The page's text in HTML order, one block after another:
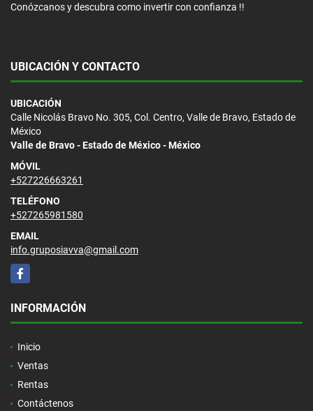
Conózcanos y descubra como invertir con confianza !!
UBICACIÓN Y CONTACTO
UBICACIÓN
Calle Nicolás Bravo No. 305, Col. Centro, Valle de Bravo, Estado de
México
Valle de Bravo - Estado de México - México
MÓVIL
+527226663261
TELÉFONO
+527265981580
EMAIL
info.gruposiavva@gmail.com
Facebook
INFORMACIÓN
Inicio
Ventas
Rentas
Contáctenos